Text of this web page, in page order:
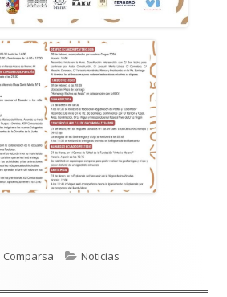
Autor
Comparsa Categorías
Noticias